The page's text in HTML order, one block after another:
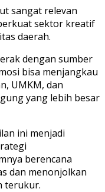
sangat relevan
sektor kreatif
daerah.
dengan sumber
bisa menjangkau
UMKM, dan
yang lebih besar
ini menjadi
berencana
dan menonjolkan
terukur.